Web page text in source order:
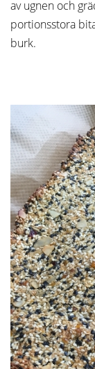
av ugnen och
portionsstora
burk.